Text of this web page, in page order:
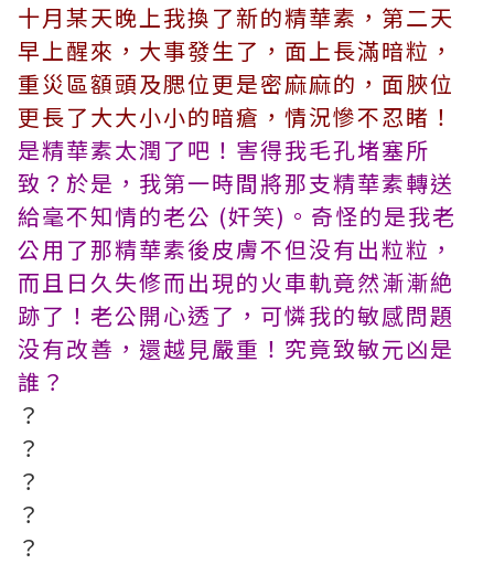
十月某天晚上我換了新的精華素，第二天
早上醒來，大事發生了，面上長滿暗粒，
重災區額頭及腮位更是密麻麻的，面脥位
更長了大大小小的暗瘡，情況慘不忍睹！
是精華素太潤了吧！害得我毛孔堵塞所
致？於是，我第一時間將那支精華素轉送
給毫不知情的老公 (奸笑)。奇怪的是我老
公用了那精華素後皮膚不但没有出粒粒，
而且日久失修而出現的火車軌竟然漸漸絶
跡了！老公開心透了，可憐我的敏感問題
没有改善，還越見嚴重！究竟致敏元凶是
誰？
？
？
？
？
？